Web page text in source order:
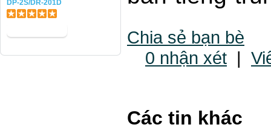
DP-2S/DR-201D
Chia sẻ bạn bè
0 nhận xét |
Các tin khác